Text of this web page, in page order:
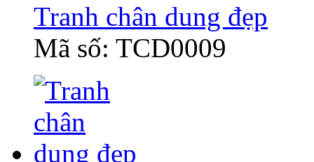
Tranh chân dung đẹp
Mã số: TCD0009